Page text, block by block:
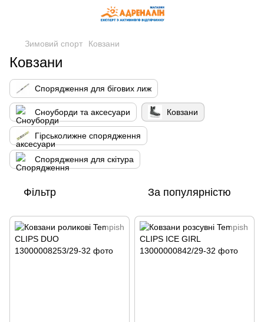
Зимовий спорт Ковзани
Ковзани
Спорядження для бігових лиж
Сноуборди та аксесуари Ковзани
Гірськолижне спорядження
Спорядження для скітура
Фільтр За популярністю